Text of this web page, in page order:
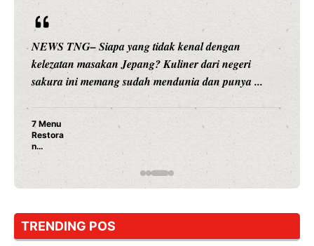
NEWS TNG– Siapa sangka, dua nama besar di dunia
hiburan, Nunung Srimulat dan Vicky Prasetyo, kini
merambah dunia kuliner dengan ...
Nunung Srimulat & Vicky Prasetyo Buka Restoran
Rahasia Mami Bikin Nagih!
TRENDING POS